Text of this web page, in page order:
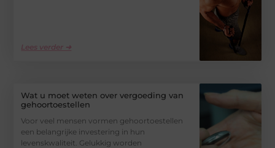
Lees verder ➜
Wat u moet weten over vergoeding van
gehoortoestellen
Voor veel mensen vormen gehoortoestellen
een belangrijke investering in hun
levenskwaliteit. Gelukkig worden